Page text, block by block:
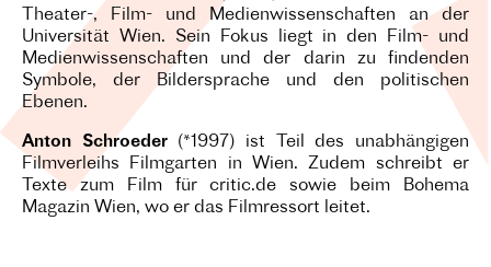
Theater-, Film- und Medienwissenschaften an der
Universität Wien. Sein Fokus liegt in den Film- und
Medienwissenschaften und der darin zu findenden
Symbole, der Bildersprache und den politischen
Ebenen.
Anton Schroeder(*1997) ist Teil des unabhängigen
Filmverleihs Filmgarten in Wien. Zudem schreibt er
Texte zum Film für critic.de sowie beim Bohema
Magazin Wien, wo er das Filmressort leitet.